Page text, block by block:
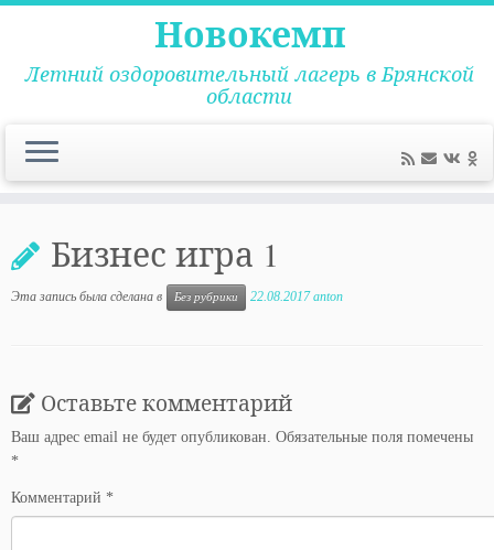
содержимому
Новокемп
Летний оздоровительный лагерь в Брянской
области
Бизнес игра 1
Эта запись была сделана в Без рубрики 22.08.2017 anton
Оставьте комментарий
Ваш адрес email не будет опубликован. Обязательные поля помечены
*
Комментарий *